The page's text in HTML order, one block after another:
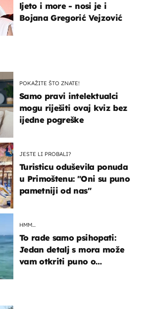
POKAŽITE ŠTO ZNATE!
Samo pravi intelektualci
mogu riješiti ovaj kviz bez
ijedne pogreške
JESTE LI PROBALI?
Turisticu oduševila ponuda
u Primoštenu: "Oni su puno
pametniji od nas"
HMM…
To rade samo psihopati:
Jedan detalj s mora može
vam otkriti puno o
ljeto i more - nosi je i
Bojana Gregorić Vejzović